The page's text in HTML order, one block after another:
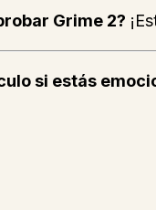
Grime 2?
si estás